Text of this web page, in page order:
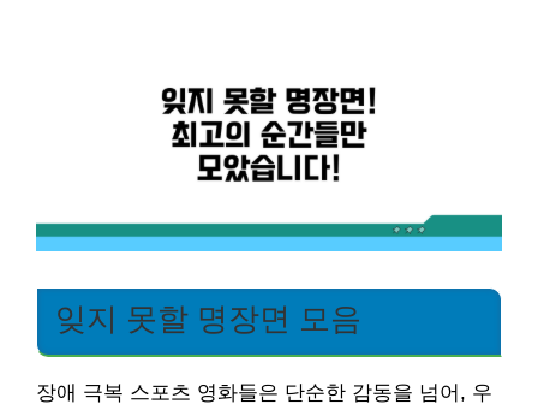
잊지 못할 명장면 모음
장애 극복 스포츠 영화들은 단순한 감동을 넘어, 우